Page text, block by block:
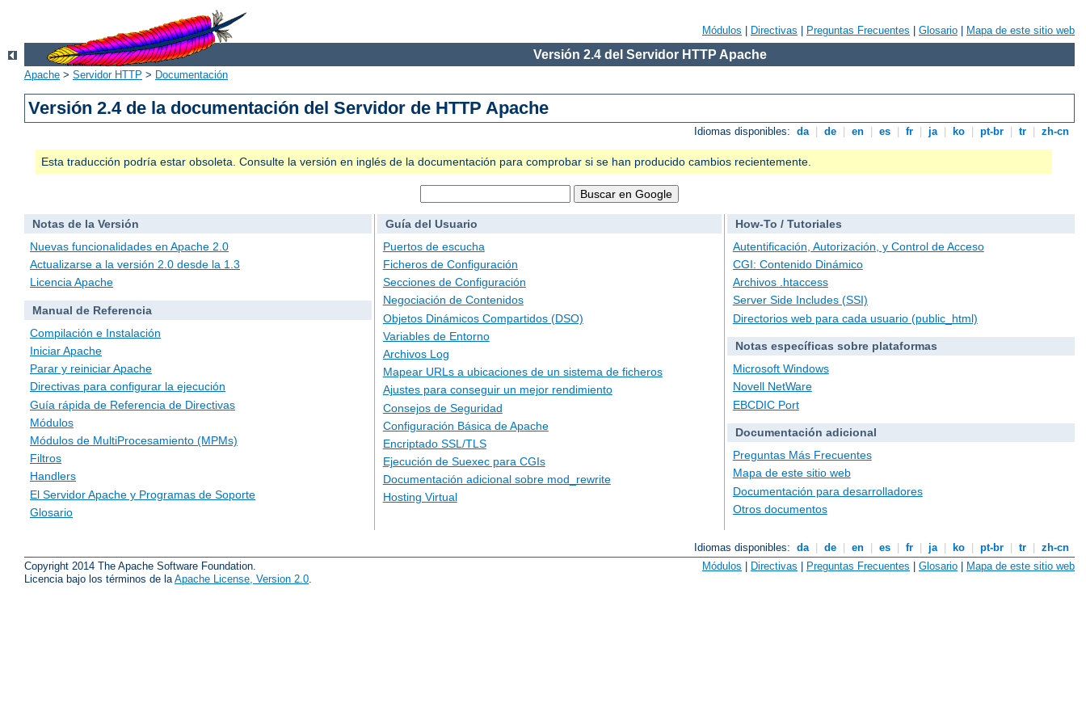
Módulos Directivas Preguntas Frecuentes Glosario Mapa de este sitio web
Versión 2.4 del Servidor HTTP Apache
Apache > Servidor HTTP > Documentación
Versión 2.4 de la documentación del Servidor de HTTP Apache
Idiomas disponibles: da de en es fr ja ko pt-br tr zh-cn
Esta traducción podría estar obsoleta. Consulte la versión en inglés de la documentación para comprobar si se han producido cambios recientemente.
Notas de la Versión
Nuevas funcionalidades en Apache 2.0
Actualizarse a la versión 2.0 desde la 1.3
Licencia Apache
Manual de Referencia
Compilación e Instalación
Iniciar Apache
Parar y reiniciar Apache
Directivas para configurar la ejecución
Guía rápida de Referencia de Directivas
Módulos
Módulos de MultiProcesamiento (MPMs)
Filtros
Handlers
El Servidor Apache y Programas de Soporte
Glosario
Guía del Usuario
Puertos de escucha
Ficheros de Configuración
Secciones de Configuración
Negociación de Contenidos
Objetos Dinámicos Compartidos (DSO)
Variables de Entorno
Archivos Log
Mapear URLs a ubicaciones de un sistema de ficheros
Ajustes para conseguir un mejor rendimiento
Consejos de Seguridad
Configuración Básica de Apache
Encriptado SSL/TLS
Ejecución de Suexec para CGIs
Documentación adicional sobre mod_rewrite
Hosting Virtual
How-To / Tutoriales
Autentificación, Autorización, y Control de Acceso
CGI: Contenido Dinámico
Archivos .htaccess
Server Side Includes (SSI)
Directorios web para cada usuario (public_html)
Notas específicas sobre plataformas
Microsoft Windows
Novell NetWare
EBCDIC Port
Documentación adicional
Preguntas Más Frecuentes
Mapa de este sitio web
Documentación para desarrolladores
Otros documentos
Idiomas disponibles: da de en es fr ja ko pt-br tr
zh-cn
Copyright 2014 The Apache Software Foundation.
Licencia bajo los términos de la Apache License, Version 2.0
Módulos | Directivas | Preguntas Frecuentes | Glosario | Mapa de este sitio web